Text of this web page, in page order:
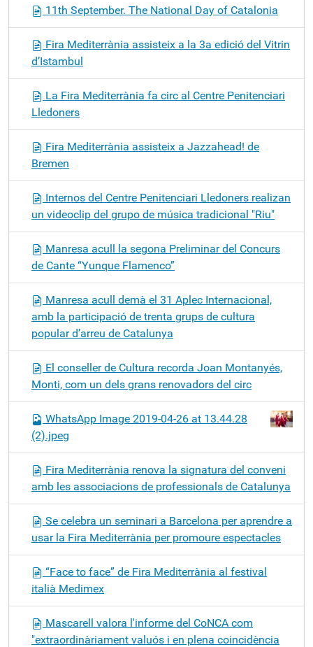
11th September. The National Day of Catalonia
Fira Mediterrània assisteix a la 3a edició del Vitrin
d’Istambul
La Fira Mediterrània fa circ al Centre Penitenciari
Lledoners
Fira Mediterrània assisteix a Jazzahead! de
Bremen
Internos del Centre Penitenciari Lledoners realizan
un videoclip del grupo de música tradicional "Riu"
Manresa acull la segona Preliminar del Concurs
de Cante “Yunque Flamenco”
Manresa acull demà el 31 Aplec Internacional,
amb la participació de trenta grups de cultura
popular d’arreu de Catalunya
El conseller de Cultura recorda Joan Montanyés,
Monti, com un dels grans renovadors del circ
WhatsApp Image 2019-04-26 at 13.44.28
(2).jpeg
Fira Mediterrània renova la signatura del conveni
amb les associacions de professionals de Catalunya
Se celebra un seminari a Barcelona per aprendre a
usar la Fira Mediterrània per promoure espectacles
“Face to face” de Fira Mediterrània al festival
italià Medimex
Mascarell valora l'informe del CoNCA com
"extraordinàriament valuós i en plena coincidència